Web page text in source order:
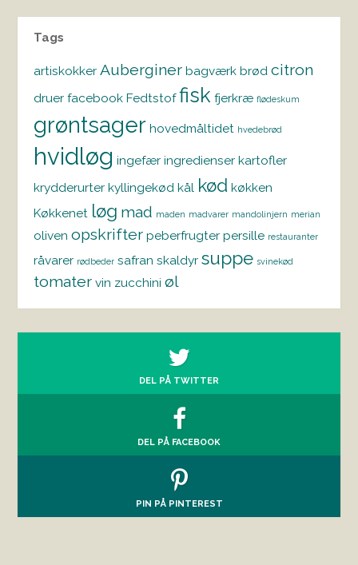
Tags
artiskokker Auberginer bagværk brød citron
druer facebook Fedtstof fisk fjerkræ flødeskum
grøntsager hovedmåltidet hvedebrød
hvidløg ingefær ingredienser kartofler
krydderurter kyllingekød kål kød køkken
Køkkenet løg mad maden madvarer mandolinjern merian
oliven opskrifter peberfrugter persille restauranter
råvarer rødbeder safran skaldyr suppe svinekød
tomater vin zucchini øl
DEL PÅ TWITTER
DEL PÅ FACEBOOK
PIN PÅ PINTEREST